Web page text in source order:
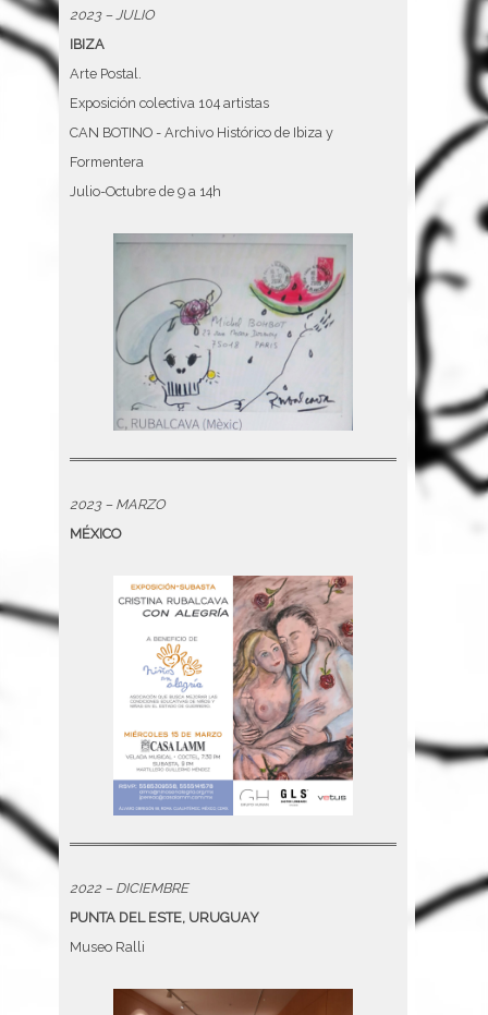
2023 – JULIO
IBIZA
Arte Postal.
Exposición colectiva 104 artistas
CAN BOTINO - Archivo Histórico de Ibiza y
Formentera
Julio-Octubre de 9 a 14h
2023 – MARZO
MÉXICO
2022 – DICIEMBRE
PUNTA DEL ESTE, URUGUAY
Museo Ralli